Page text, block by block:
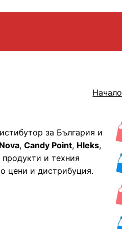
Начало
за България и
Nova, Candy Point, Hleks,
и техния
цени и дистрибуция.